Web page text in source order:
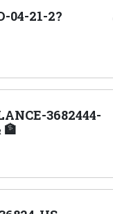
04-21-2?
3682444-